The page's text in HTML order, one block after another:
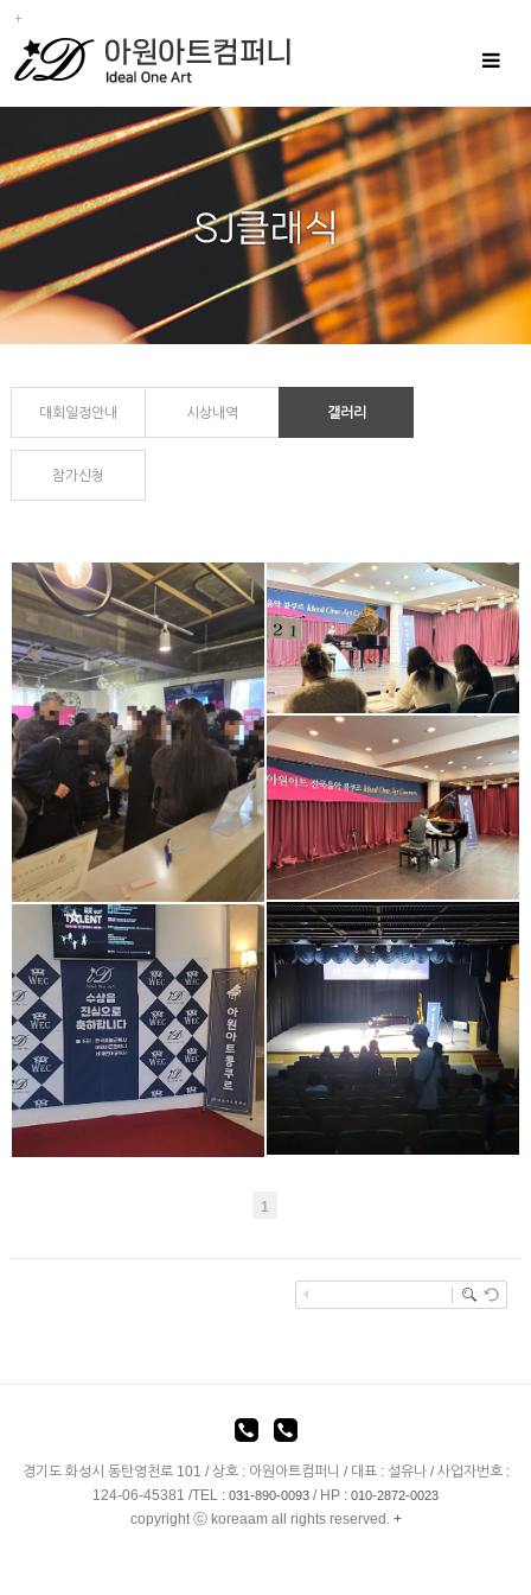
Toggle
대회일정안내 시상내역 갤러리
참가신청
아원아트콩쿠르
아원아트콩쿠르
아원아트 콩쿠르
피아노콩쿠르 무대사진
제118회 SJ아원아트콩쿠르
2023년 8월 26일 토요일
비오케이아트센터 콩쿠르
현장사진
1
경기도 화성시 동탄영천로 101 / 상호 : 아원아트컴퍼니 / 대표 : 설유나 / 사업자번호 :
124-06-45381 /TEL : 031-890-0093 / HP : 010-2872-0023
copyright ⓒ koreaam all rights reserved. +